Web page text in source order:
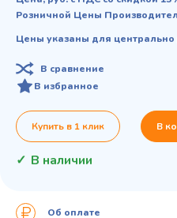
Розничной Цены
Цены указаны для центрально
В сравнение
В избранное
Купить в 1 клик В
В наличии
Об оплате